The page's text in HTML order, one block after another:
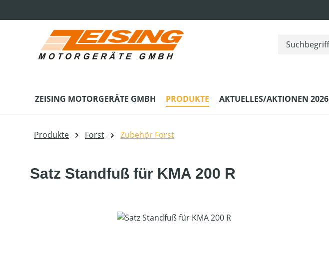
ZEISING MOTORGERÄTE GMBH PRODUKTE AKTUELLES/AKTIONEN 2026
Produkte Forst Zubehör Forst
Satz Standfuß für KMA 200 R
Bildergalerie überspringen